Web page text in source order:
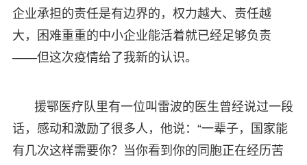
企业承担的责任是有边界的，权力越大、责任越
大，困难重重的中小企业能活着就已经足够负责
——但这次疫情给了我新的认识。
援鄂医疗队里有一位叫雷波的医生曾经说过一段
话，感动和激励了很多人，他说：“一辈子，国家能
有几次这样需要你？当你看到你的同胞正在经历苦